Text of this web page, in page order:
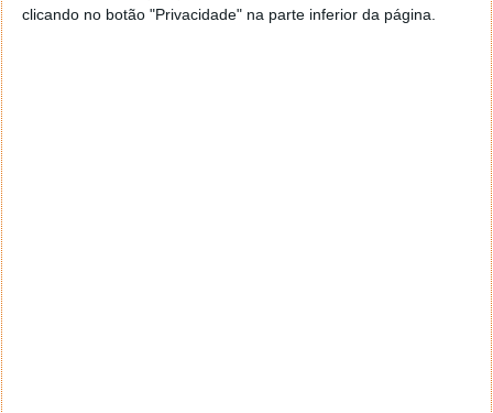
clicando no botão "Privacidade" na parte inferior da página.
logo perto do fim encontras um local para colocares um
visto que vai obrigar o Firefox a verificar se este é o browser